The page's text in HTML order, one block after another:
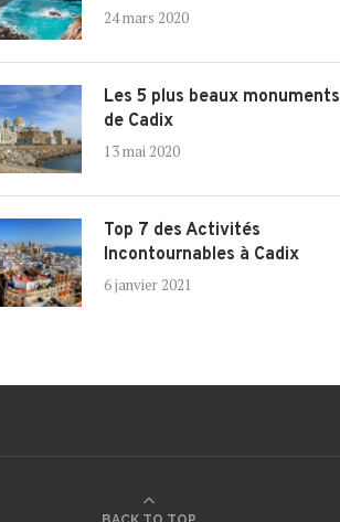
24 mars 2020
Les 5 plus beaux monuments
de Cadix
13 mai 2020
Top 7 des Activités
Incontournables à Cadix
6 janvier 2021